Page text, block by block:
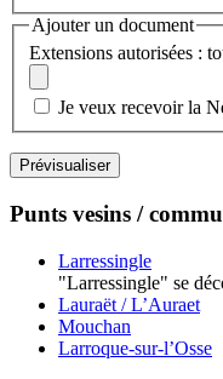
Ajouter un document
Extensions autorisées :
Je veux recevoir la
Punts vesins /
Larressingle
"Larressingle" se
Lauraët / L’Auraet
Mouchan
Larroque-sur-l’Osse